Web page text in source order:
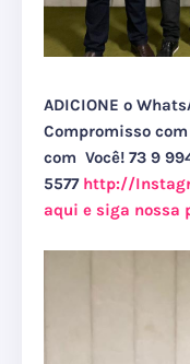
ADICIONE o
Compromisso
com Você! 73 9
5577 http://
aqui e siga nossa